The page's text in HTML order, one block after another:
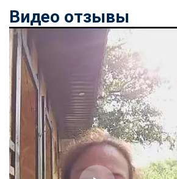
Видео отзывы
Мессенджеры
Свяжитесь с нами через любой
Telegram
Vkontakte
Max